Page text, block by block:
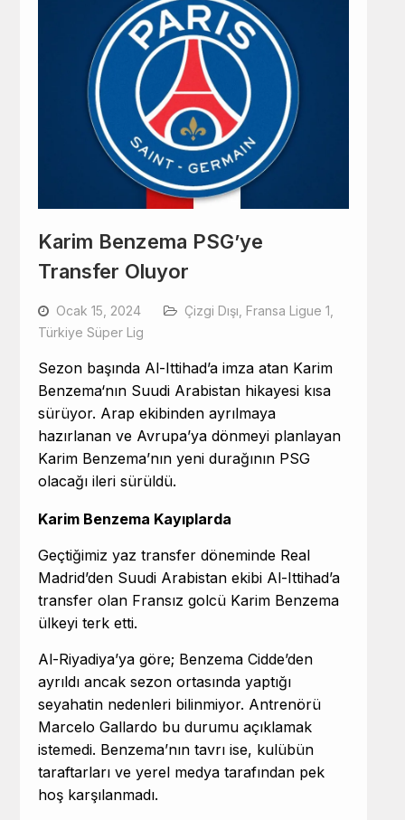
Karim Benzema PSG’ye
Transfer Oluyor
Ocak 15, 2024 Çizgi Dışı Fransa Ligue 1
Türkiye Süper Lig
Sezon başında Al-Ittihad’a imza atan Karim
Benzema‘nın Suudi Arabistan hikayesi kısa
sürüyor. Arap ekibinden ayrılmaya
hazırlanan ve Avrupa’ya dönmeyi planlayan
Karim Benzema’nın yeni durağının PSG
olacağı ileri sürüldü.
Karim Benzema Kayıplarda
Geçtiğimiz yaz transfer döneminde Real
Madrid’den Suudi Arabistan ekibi Al-Ittihad’a
transfer olan Fransız golcü Karim Benzema
ülkeyi terk etti.
Al-Riyadiya’ya göre; Benzema Cidde’den
ayrıldı ancak sezon ortasında yaptığı
seyahatin nedenleri bilinmiyor. Antrenörü
Marcelo Gallardo bu durumu açıklamak
istemedi. Benzema’nın tavrı ise, kulübün
taraftarları ve yerel medya tarafından pek
hoş karşılanmadı.